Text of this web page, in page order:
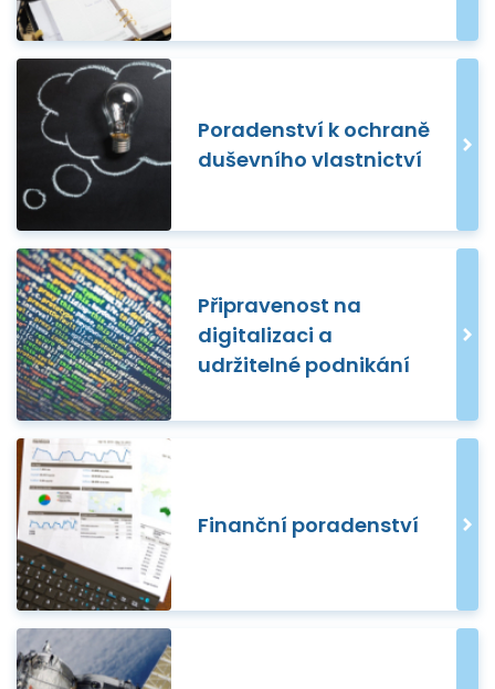
Poradenství k ochraně
duševního vlastnictví
Připravenost na
digitalizaci a
udržitelné podnikání
Finanční poradenství